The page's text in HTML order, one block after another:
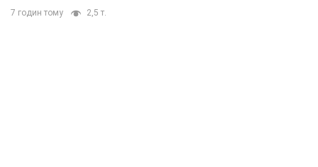
7 годин тому 2,5 т.